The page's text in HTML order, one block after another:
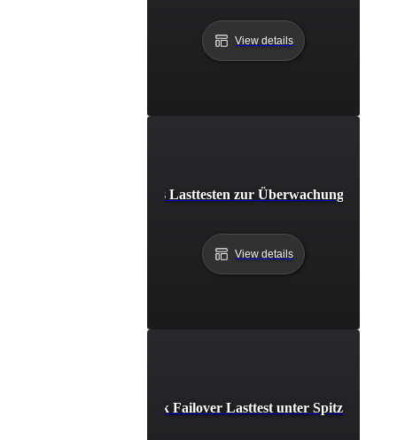
View details
Kontinuierliches Lasttesten zur Überwachung der
View details
Datenbank Failover Lasttest unter